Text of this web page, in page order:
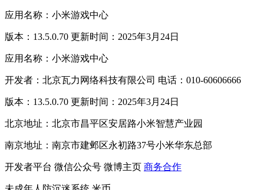
应用名称：小米游戏中心
版本：13.5.0.70 更新时间：2025年3月24日
应用名称：小米游戏中心
开发者：北京瓦力网络科技有限公司 电话：010-60606666
版本：13.5.0.70 更新时间：2025年3月24日
北京地址：北京市昌平区安居路小米智慧产业园
南京地址：南京市建邺区永初路37号小米华东总部
开发者平台 微信公众号 微博主页 商务合作